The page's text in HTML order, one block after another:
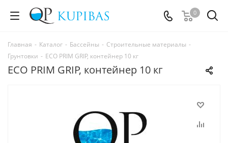
0
Главная - Каталог - Бассейны - Строительные материалы -
Грунтовки - ECO PRIM GRIP, контейнер 10 кг
ECO PRIM GRIP, контейнер 10 кг